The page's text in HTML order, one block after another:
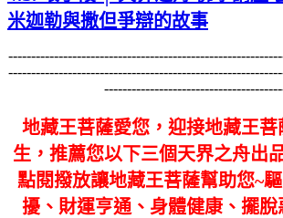
米迦勒與撒但爭辯的故事
地藏王菩薩愛您，迎接地藏王
生，推薦您以下三個天界之舟出
點閱撥放讓地藏王菩薩幫助您~
擾、財運亨通、身體健康、擺